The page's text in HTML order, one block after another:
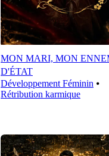
MON MARI, MON
D'ÉTAT
Développement Féminin ⦁
Rétribution karmique